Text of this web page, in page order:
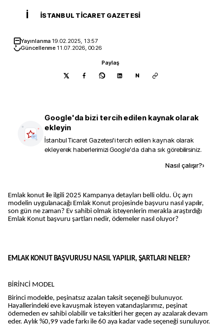
İ İSTANBUL TICARET GAZETESI
Yayınlanma 19.02.2025, 13:57
Güncellenme 11.07.2026, 00:26
Paylaş
N
Google'da bizi tercih edilen kaynak olarak
ekleyin
İstanbul Ticaret Gazetesi'i tercih edilen kaynak olarak
ekleyerek haberlerimizi Google'da daha sık görebilirsiniz.
Nasıl çalışır?›
Emlak konut ile ilgili 2025 Kampanya detayları belli oldu. Üç ayrı
modelin uygulanacağı Emlak Konut projesinde başvuru nasıl yapılır,
son gün ne zaman? Ev sahibi olmak isteyenlerin merakla araştırdığı
Emlak Konut başvuru şartları nedir, ödemeler nasıl oluyor?
EMLAK KONUT BAŞVURUSU NASIL YAPILIR, ŞARTLARI NELER?
BİRİNCİ MODEL
Birinci modelde, peşinatsız azalan taksit seçeneği bulunuyor.
Hayallerindeki eve kavuşmak isteyen vatandaşlarımız, peşinat
ödemeden ev sahibi olabilir ve taksitleri her geçen ay azalarak devam
eder. Aylık %0,99 vade farkı ile 60 aya kadar vade seçeneği sunuluyor.